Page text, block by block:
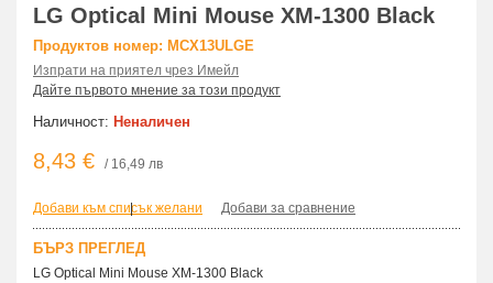
LG Optical Mini Mouse XM-1300 Black
Продуктов номер: MCX13ULGE
Изпрати на приятел чрез Имейл
Дайте първото мнение за този продукт
Наличност: Неналичен
8,43 € / 16,49 лв
Добави към списък желани
| Добави за сравнение
БЪРЗ ПРЕГЛЕД
LG Optical Mini Mouse XM-1300 Black